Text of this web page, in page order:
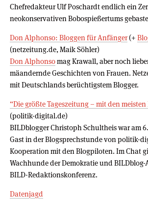
Chefredakteur Ulf Poschardt endlich ein
neokonservativen Bobospießertums
Don Alphonso: Bloggen für Anfänger(+
(netzeitung.de, Maik Söhler)
Don Alphonsomag Krawall, aber noch
mäandernde Geschichten von Frauen.
mit Deutschlands berüchtigstem Blogger.
“Die größte Tageszeitung – mit den meisten
(politik-digital.de)
BILDblogger Christoph Schultheis war am
Gast in der Blogsprechstunde von politik-
Kooperation mit den Blogpiloten. Im Chat
Wachhunde der Demokratie und
BILD-Redaktionskonferenz.
Datenjagd